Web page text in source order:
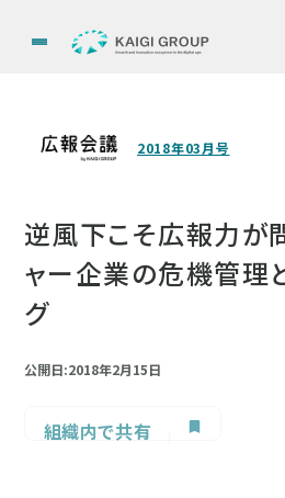
2018年03月号
逆風下こそ広報力が
ャー企業の危機管理
グ
公開日:2018年2月15日
組織内で共有